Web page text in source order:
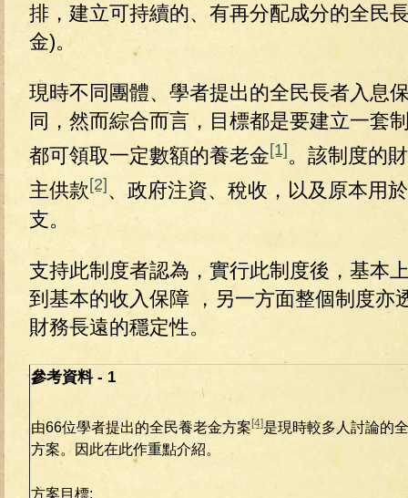
排，建立可持續的、有再分配成分的全民
金)。
現時不同團體、學者提出的全民長者入息
同，然而綜合而言，目標都是要建立一套
都可領取一定數額的養老金[1]。該制度的
主供款[2]、政府注資、稅收，以及原本用
支。
支持此制度者認為，實行此制度後，基本
到基本的收入保障 ，另一方面整個制度亦
財務長遠的穩定性。
參考資料 - 1
由66位學者提出的全民養老金方案[4]是現時較多人討論的
方案。因此在此作重點介紹。
方案目標: